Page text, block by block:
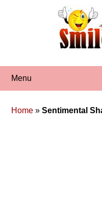
Menu
Home »Sentimental